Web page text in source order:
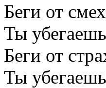
Беги от
Ты
Беги от
Ты